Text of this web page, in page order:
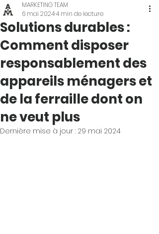
Solutions durables :
Comment disposer
responsablement des
appareils ménagers et
de la ferraille dont on
ne veut plus
MARKETING TEAM
6 mai 20244 min de lecture
Dernière mise à jour : 29 mai 2024